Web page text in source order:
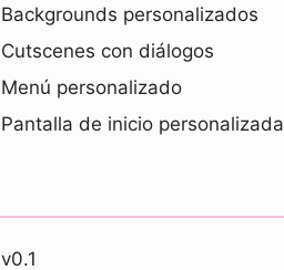
Backgrounds personalizados
Cutscenes con diálogos
Menú personalizado
Pantalla de inicio personalizada
v0.1